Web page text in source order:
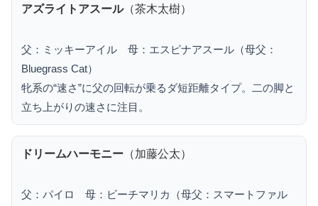
アズライトアスール（茶木太樹）
父：ミッキーアイル 母：エスピナアスール（母父：
Bluegrass Cat）
牝系の“速さ”に父の回転が乗るダ短距離タイプ。二の脚と
立ち上がりの速さに注目。
ドリームハーモニー（加藤公太）
父：パイロ 母：ビーチマリカ（母父：スマートファル